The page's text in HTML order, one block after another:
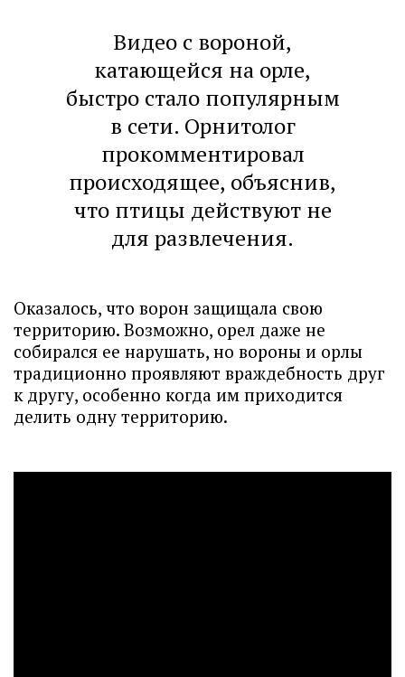
Видео с вороной,
катающейся на орле,
быстро стало популярным
в сети. Орнитолог
прокомментировал
происходящее, объяснив,
что птицы действуют не
для развлечения.
Оказалось, что ворон защищала свою
территорию. Возможно, орел даже не
собирался ее нарушать, но вороны и орлы
традиционно проявляют враждебность друг
к другу, особенно когда им приходится
делить одну территорию.